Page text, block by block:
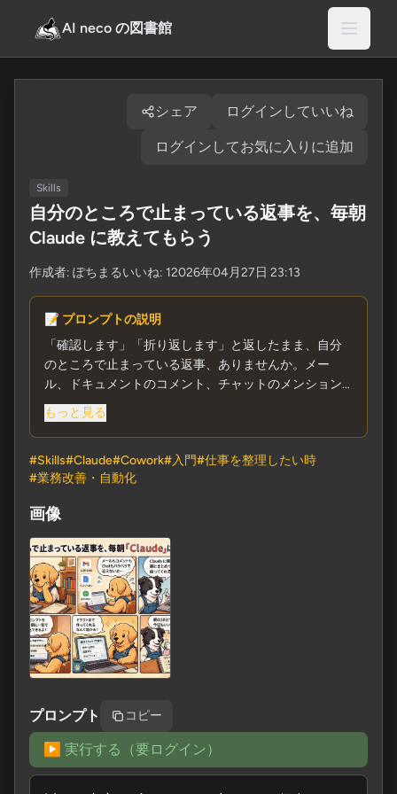
AI neco の図書館
シェア ログインしていいね
ログインしてお気に入りに追加
Skills
自分のところで止まっている返事を、毎朝
Claude に教えてもらう
作成者: ぽちまるいいね: 12026年04月27日 23:13
📝 プロンプトの説明
「確認します」「折り返します」と返したまま、自分
のところで止まっている返事、ありませんか。メー
ル、ドキュメントのコメント、チャットのメンション
は場所が分かれるので、返信漏れに気づきにくい。
このSkillは、Gmail、Google Docs/Sheets のコメン
ト、Google Chat のメンションを横断して、「自分のと
ころで止まっている返事候補」を朝サマリーにまとめ
- 抽出対象: 返信漏れ、確認待ち、未返信コメント、未
対応メンション
- 履歴管理: `~/followup/log.md` に日次で追記
- 自分ルール: `CLAUDE.md` の条件に沿って絞り込み
- 返信ドラフト: 相手に合わせた下書きを作成（送信は
しない）
■ 対応AI
Claude Code / Cursor / Cowork / Codexなど、Agent
SkillsとGoogle Workspace連携に対応したAI
■ こんな方におすすめ
もっと見る
#Skills#Claude#Cowork#入門#仕事を整理したい時
#業務改善・自動化
画像
プロンプト コピー
▶️ 実行する（要ログイン）